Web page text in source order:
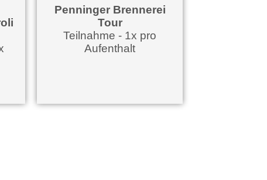
Penninger Brennerei
Tour
Teilnahme - 1x pro
Aufenthalt